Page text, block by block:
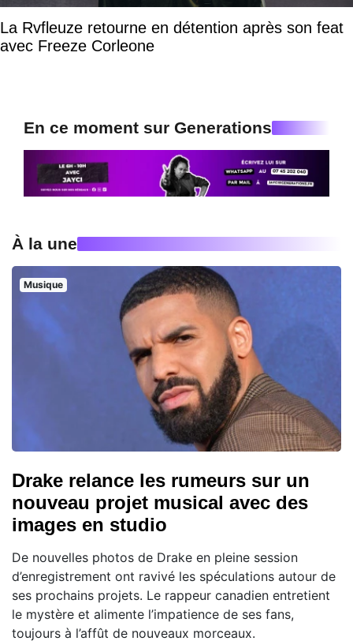
La Rvfleuze retourne en détention après son feat
avec Freeze Corleone
En ce moment sur Generations
À la une
Musique
Drake relance les rumeurs sur un
nouveau projet musical avec des
images en studio
De nouvelles photos de Drake en pleine session
d’enregistrement ont ravivé les spéculations autour de
ses prochains projets. Le rappeur canadien entretient
le mystère et alimente l’impatience de ses fans,
toujours à l’affût de nouveaux morceaux.